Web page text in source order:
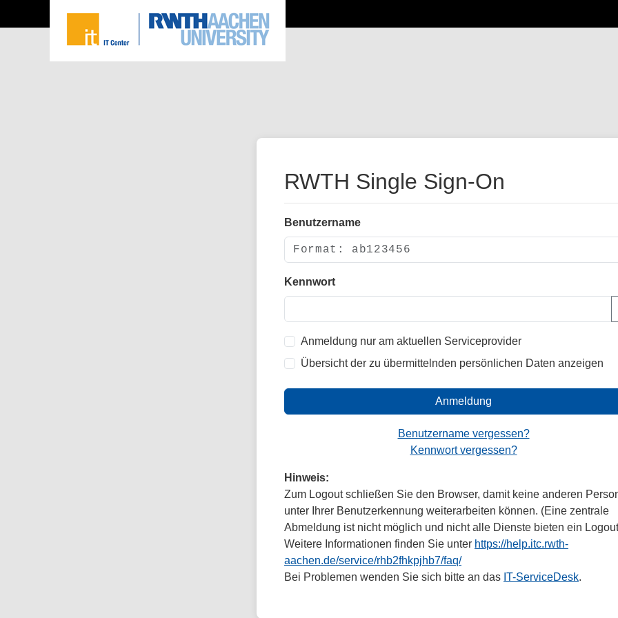
RWTH Single Sign-On
Benutzername
Kennwort
Anmeldung nur am aktuellen Serviceprovider
Übersicht der zu übermittelnden persönlichen Daten anzeigen
Anmeldung
Benutzername vergessen?
Kennwort vergessen?
Hinweis:
Zum Logout schließen Sie den Browser, damit keine anderen
unter Ihrer Benutzerkennung weiterarbeiten können. (Eine zentrale
Abmeldung ist nicht möglich und nicht alle Dienste bieten ein
Weitere Informationen finden Sie unter https://help.itc.rwth-
aachen.de/service/rhb2fhkpjhb7/faq/
Bei Problemen wenden Sie sich bitte an das IT-ServiceDesk.